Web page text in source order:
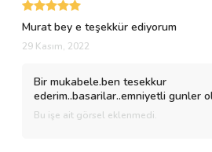
Murat bey e teşekkür ediyorum
29 Kasım, 2022
Bir mukabele.ben tesekkur
ederim..basarilar..emniyetli gunler
Bu işe ait görsel eklenmedi.